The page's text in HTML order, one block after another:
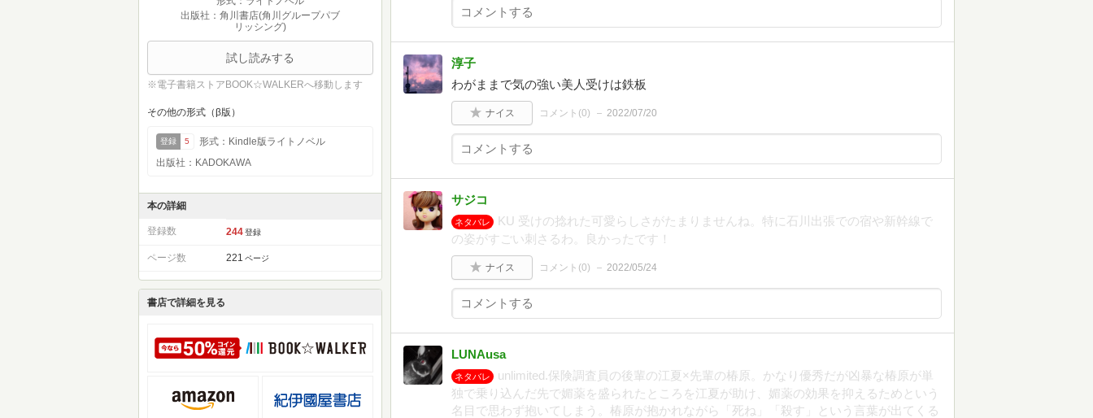
出版社：角川書店(角川グループパブ
リッシング)
試し読みする
※電子書籍ストアBOOK☆WALKERへ移動します
その他の形式（β版）
登録 5
形式：Kindle版ライトノベル
出版社：KADOKAWA
本の詳細
登録数 244 登録
ページ数 221 ページ
書店で詳細を見る
淳子
わがままで気の強い美人受けは鉄板
ナイス コメント(0) 2022/07/20
サジコ
ネタバレ
KU 受けの捻れた可愛らしさがたまりませんね。特に石川出張での宿や新幹線で
の姿がすごい刺さるわ。良かったです！
ナイス コメント(0) 2022/05/24
LUNAusa
ネタバレ
unlimited.保険調査員の後輩の江夏×先輩の椿原。かなり優秀だが凶暴な椿原が単
独で乗り込んだ先で媚薬を盛られたところを江夏が助け、媚薬の効果を抑えるためという
名目で思わず抱いてしまう。椿原が抱かれながら「死ね」「殺す」という言葉が出てくる